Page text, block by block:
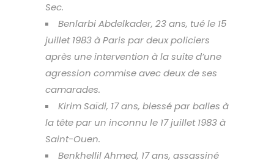
Sec.
Benlarbi Abdelkader, 23 ans, tué le 15
juillet 1983 à Paris par deux policiers
après une intervention à la suite d’une
agression commise avec deux de ses
camarades.
Kirim Saïdi, 17 ans, blessé par balles à
la tête par un inconnu le 17 juillet 1983 à
Saint-Ouen.
Benkhellil Ahmed, 17 ans, assassiné